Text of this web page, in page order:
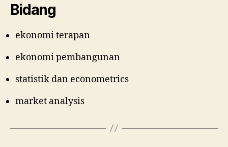
Bidang
ekonomi terapan
ekonomi pembangunan
statistik dan econometrics
market analysis